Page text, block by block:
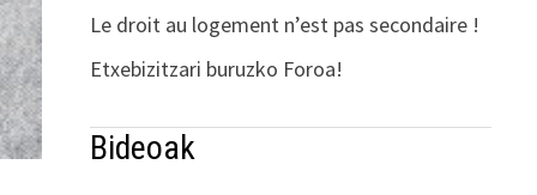
Le droit au logement n’est pas secondaire !
Etxebizitzari buruzko Foroa!
Bideoak